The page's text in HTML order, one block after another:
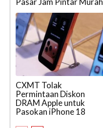
CXMT Tolak
Permintaan Diskon
DRAM Apple untuk
Pasokan iPhone 18